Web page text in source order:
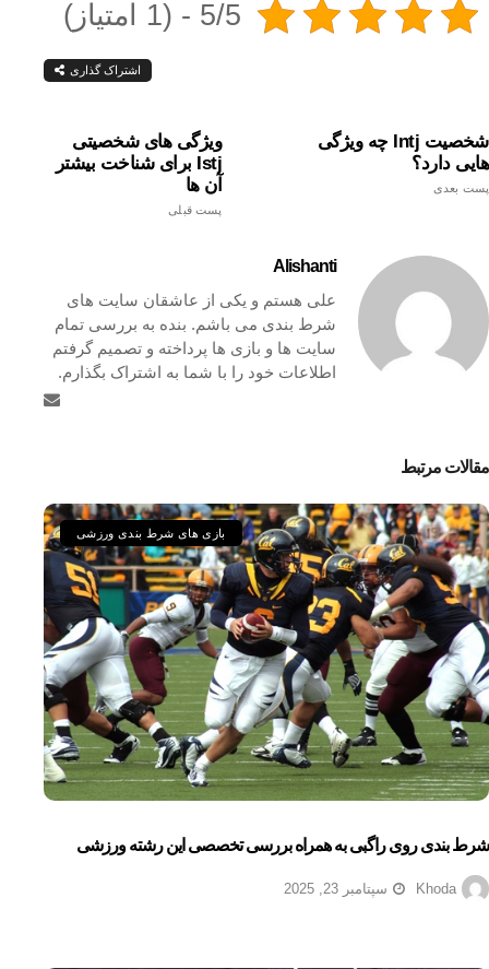
5/5 - (1 امتیاز)
اشتراک گذاری
ویژگی های شخصیتی
Istj برای شناخت بیشتر
آن ها
پست قبلی
شخصیت Intj چه ویژگی
هایی دارد؟
پست بعدی
Alishanti
علی هستم و یکی از عاشقان سایت های
شرط بندی می باشم. بنده به بررسی تمام
سایت ها و بازی ها پرداخته و تصمیم گرفتم
اطلاعات خود را با شما به اشتراک بگذارم.
مقالات مرتبط
بازی های شرط بندی ورزشی
شرط بندی روی راگبی به همراه بررسی تخصصی این رشته ورزشی
Khoda سپتامبر 23, 2025